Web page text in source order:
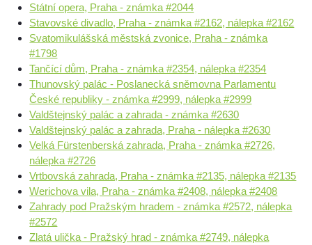
Státní opera, Praha - známka #2044
Stavovské divadlo, Praha - známka #2162, nálepka #2162
Svatomikulášská městská zvonice, Praha - známka
#1798
Tančící dům, Praha - známka #2354, nálepka #2354
Thunovský palác - Poslanecká sněmovna Parlamentu
České republiky - známka #2999, nálepka #2999
Valdštejnský palác a zahrada - známka #2630
Valdštejnský palác a zahrada, Praha - nálepka #2630
Velká Fürstenberská zahrada, Praha - známka #2726,
nálepka #2726
Vrtbovská zahrada, Praha - známka #2135, nálepka #2135
Werichova vila, Praha - známka #2408, nálepka #2408
Zahrady pod Pražským hradem - známka #2572, nálepka
#2572
Zlatá ulička - Pražský hrad - známka #2749, nálepka